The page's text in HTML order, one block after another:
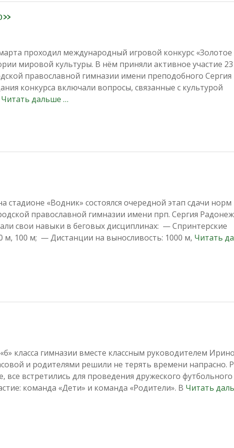
проходил международный игровой конкурс «Золотое
мировой культуры. В нём приняли активное участие 23
православной гимназии имени преподобного Сергия
конкурса включали вопросы, связанные с культурой
Читать дальше …
стадионе «Водник» состоялся очередной этап сдачи
православной гимназии имени прп. Сергия
свои навыки в беговых дисциплинах: — Спринтерские
м, 100 м; — Дистанции на выносливость: 1000 м, Читать
класса гимназии вместе классным руководителем
и родителями решили не терять времени напрасно.
все встретились для проведения дружеского
команда «Дети» и команда «Родители». В Читать